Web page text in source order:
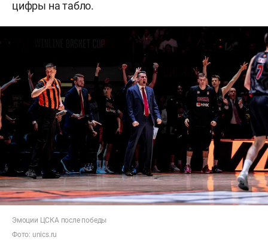
цифры на табло.
Эмоции ЦСКА после победы
Фото: unics.ru